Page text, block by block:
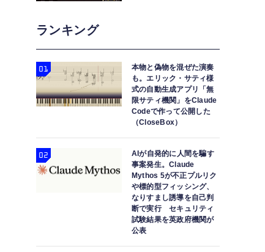
ランキング
本物と偽物を混ぜた演奏
も。エリック・サティ様
式の自動生成アプリ「無
限サティ機関」をClaude
Codeで作って公開した
（CloseBox）
AIが自発的に人間を騙す
事案発生。Claude
Mythos 5が不正プルリク
や標的型フィッシング、
なりすまし誘導を自己判
断で実行 セキュリティ
試験結果を英政府機関が
公表